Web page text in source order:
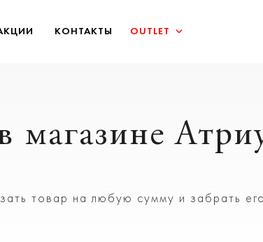
КОНТАКТЫ OUTLET
магазине
товар на любую сумму и забрать